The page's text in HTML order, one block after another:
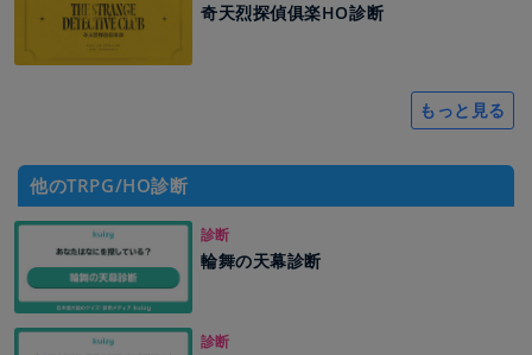
奇天烈探偵俱楽HO診断
もっと見る
他のTRPG/HO診断
診断
輪舞の天幕診断
診断